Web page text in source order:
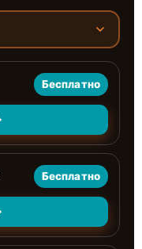
Бесплатно
Бесплатно